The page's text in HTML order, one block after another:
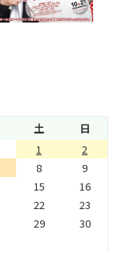
土
日
1
2
8
9
15
16
22
23
29
30